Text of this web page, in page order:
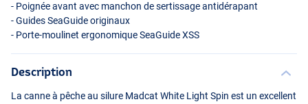
- Poignée avant avec manchon de sertissage antidérapant
- Guides SeaGuide originaux
- Porte-moulinet ergonomique SeaGuideXSS
Description
La canne à pêche au silure Madcat White Light Spin est un excellent